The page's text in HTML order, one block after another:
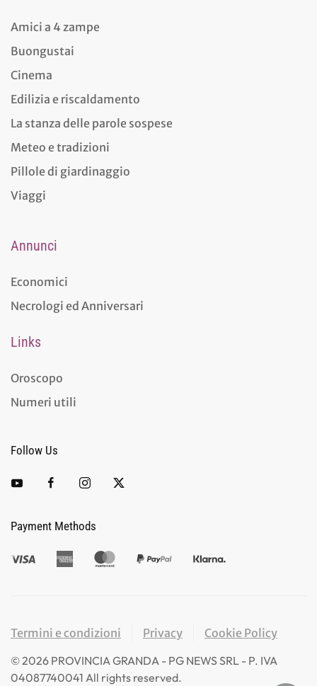
Amici a 4 zampe
Buongustai
Cinema
Edilizia e riscaldamento
La stanza delle parole sospese
Meteo e tradizioni
Pillole di giardinaggio
Viaggi
Annunci
Economici
Necrologi ed Anniversari
Links
Oroscopo
Numeri utili
Follow Us
Payment Methods
Termini e condizioni Privacy
Cookie Policy
© 2026 PROVINCIA GRANDA - PG NEWS SRL - P. IVA
04087740041 All rights reserved.